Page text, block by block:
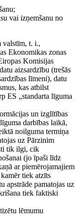
vai izņemšanu no
valstīm, t. i.,
Ekonomikas zonas
Komisijas
aizsardzību (trešās
līmeni), datu
kas atbilst
ES „standarta līguma
un izglītības
darbības laikā,
noilguma termiņa
uz Pārzinim
tik ilgi, cik
(jo īpaši līdz
ar piemērojamajiem
tiek atzīts
apstrāde pamatojas uz
tiek faktiski
lēmumu